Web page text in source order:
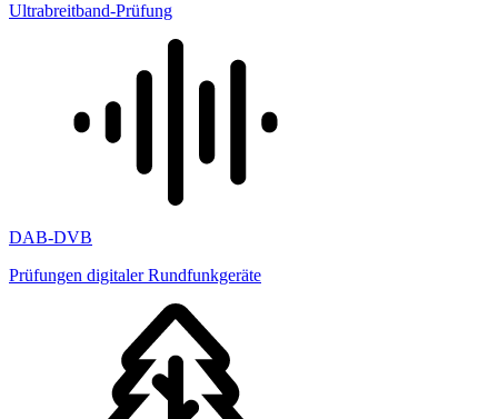
Ultrabreitband-Prüfung
DAB-DVB
Prüfungen digitaler Rundfunkgeräte